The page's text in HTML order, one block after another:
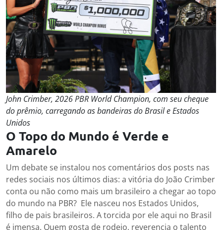
John Crimber, 2026 PBR World Champion, com seu cheque
do prêmio, carregando as bandeiras do Brasil e Estados
Unidos
​O Topo do Mundo é Verde e
Amarelo
Um debate se instalou nos comentários dos posts nas
redes sociais nos últimos dias: a vitória do João Crimber
conta ou não como mais um brasileiro a chegar ao topo
do mundo na PBR? Ele nasceu nos Estados Unidos,
filho de pais brasileiros. A torcida por ele aqui no Brasil
é imensa. Quem gosta de rodeio, reverencia o talento